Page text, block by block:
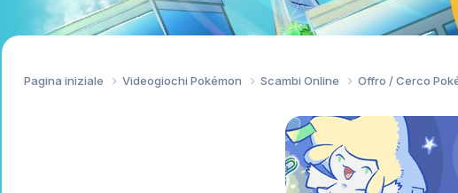
Pagina iniziale Videogiochi Pokémon Scambi Online Offro / Cerco